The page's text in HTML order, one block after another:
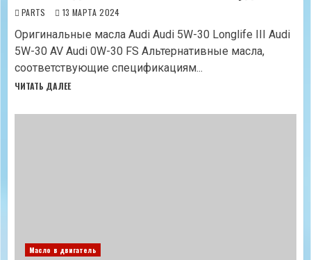
PARTS 13 МАРТА 2024
Оригинальные масла Audi Audi 5W-30 Longlife III Audi
5W-30 AV Audi 0W-30 FS Альтернативные масла,
соответствующие спецификациям...
ЧИТАТЬ ДАЛЕЕ
Масло в двигатель